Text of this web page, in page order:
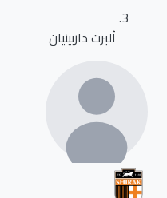
ألبرت داربينيان